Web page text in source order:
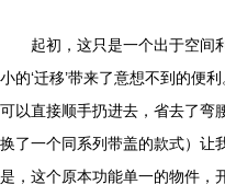
起初，这只是一个出于空间
小的‘迁移’带来了意想不到的便
可以直接顺手扔进去，省去了弯
换了一个同系列带盖的款式）让
是，这个原本功能单一的物件，